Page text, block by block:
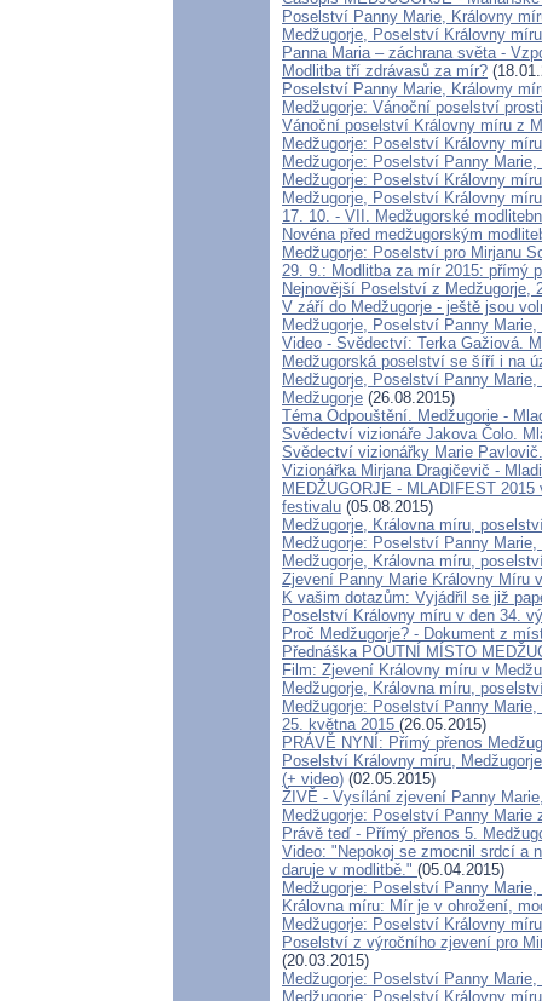
Poselství Panny Marie, Královny
Medžugorje, Poselství Královny
Panna Maria – záchrana světa -
Modlitba tří zdrávasů za mír?
Poselství Panny Marie, Královny
Medžugorje: Vánoční poselství
Vánoční poselství Královny míru z
Medžugorje: Poselství Královny
Medžugorje: Poselství Panny
Medžugorje: Poselství Královny
Medžugorje, Poselství Královny
17. 10. - VII. Medžugorské
Novéna před medžugorským
Medžugorje: Poselství pro Mirjanu
29. 9.: Modlitba za mír 2015: přímý
Nejnovější Poselství z Medžugorje,
V září do Medžugorje - ještě jsou
Medžugorje, Poselství Panny
Video - Svědectví: Terka Gažiová.
Medžugorská poselství se šíří i na
Medžugorje, Poselství Panny
Medžugorje (26.08.2015)
Téma Odpouštění. Medžugorie -
Svědectví vizionáře Jakova Čolo.
Svědectví vizionářky Marie
Vizionářka Mirjana Dragičevič -
MEDŽUGORJE - MLADIFEST
festivalu (05.08.2015)
Medžugorje, Královna míru,
Medžugorje: Poselství Panny
Medžugorje, Královna míru,
Zjevení Panny Marie Královny Míru
K vašim dotazům: Vyjádřil se již
Poselství Královny míru v den 34.
Proč Medžugorje? - Dokument z
Přednáška POUTNÍ MÍSTO
Film: Zjevení Královny míru v
Medžugorje, Královna míru,
Medžugorje: Poselství Panny
25. května 2015 (26.05.2015)
PRÁVĚ NYNÍ: Přímý přenos
Poselství Královny míru,
(+ video) (02.05.2015)
ŽIVĚ - Vysílání zjevení Panny
Medžugorje: Poselství Panny Marie
Právě teď - Přímý přenos 5.
Video: "Nepokoj se zmocnil srdcí a
daruje v modlitbě." (05.04.2015)
Medžugorje: Poselství Panny
Královna míru: Mír je v ohrožení,
Medžugorje: Poselství Královny
Poselství z výročního zjevení pro
(20.03.2015)
Medžugorje: Poselství Panny
Medžugorje: Poselství Královny